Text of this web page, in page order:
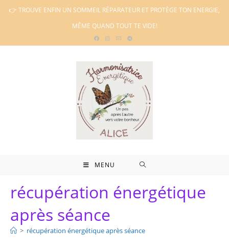
Skip👉 TROUVE ENFIN UN SOMMEIL RÉPARATEUR ET PROTÈGE TON ENERGIE,
MÊME QUAND TOUT TE VIDE!
MENU
récupération énergétique
après séance
> récupération énergétique après séance